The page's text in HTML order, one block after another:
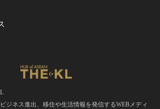
ジネス進出、移住や生活情報を発信するWEBメディ